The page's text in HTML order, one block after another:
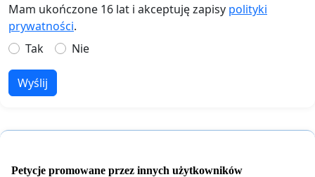
Mam ukończone 16 lat i akceptuję zapisy polityki
prywatności.
Tak
Nie
Wyślij
Petycje promowane przez innych użytkowników